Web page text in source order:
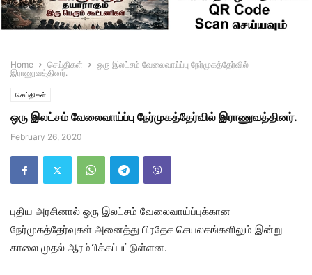
Home செய்திகள்
ஒரு இலட்சம் வேலைவாய்ப்பு நேர்முகத்தேர்வில்
இராணுவத்தினர்.
செய்திகள்
ஒரு இலட்சம் வேலைவாய்ப்பு நேர்முகத்தேர்வில் இராணுவத்தினர்.
February 26, 2020
புதிய அரசினால் ஒரு இலட்சம் வேலைவாய்ப்புக்கான
நேர்முகத்தேர்வுகள் அனைத்து பிரதேச செயலகங்களிலும் இன்று
காலை முதல் ஆரம்பிக்கப்பட்டுள்ளன.